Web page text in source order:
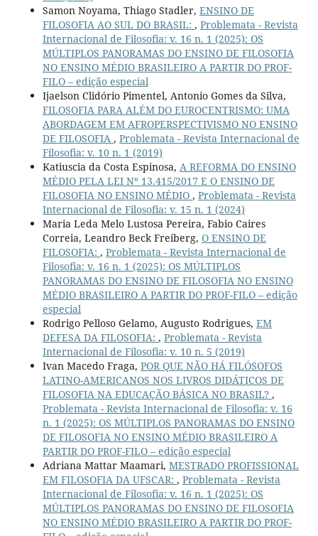
Samon Noyama, Thiago Stadler, ENSINO DE
FILOSOFIA AO SUL DO BRASIL: , Problemata - Revista
Internacional de Filosofia: v. 16 n. 1 (2025): OS
MÚLTIPLOS PANORAMAS DO ENSINO DE FILOSOFIA
NO ENSINO MÉDIO BRASILEIRO A PARTIR DO PROF-
FILO – edição especial
Ijaelson Clidório Pimentel, Antonio Gomes da Silva,
FILOSOFIA PARA ALÉM DO EUROCENTRISMO: UMA
ABORDAGEM EM AFROPERSPECTIVISMO NO ENSINO
DE FILOSOFIA , Problemata - Revista Internacional de
Filosofia: v. 10 n. 1 (2019)
Katiuscia da Costa Espinosa, A REFORMA DO ENSINO
MÉDIO PELA LEI Nº 13.415/2017 E O ENSINO DE
FILOSOFIA NO ENSINO MÉDIO , Problemata - Revista
Internacional de Filosofia: v. 15 n. 1 (2024)
Maria Leda Melo Lustosa Pereira, Fabio Caires
Correia, Leandro Beck Freiberg, O ENSINO DE
FILOSOFIA: , Problemata - Revista Internacional de
Filosofia: v. 16 n. 1 (2025): OS MÚLTIPLOS
PANORAMAS DO ENSINO DE FILOSOFIA NO ENSINO
MÉDIO BRASILEIRO A PARTIR DO PROF-FILO – edição
especial
Rodrigo Pelloso Gelamo, Augusto Rodrigues, EM
DEFESA DA FILOSOFIA: , Problemata - Revista
Internacional de Filosofia: v. 10 n. 5 (2019)
Ivan Macedo Fraga, POR QUE NÃO HÁ FILÓSOFOS
LATINO-AMERICANOS NOS LIVROS DIDÁTICOS DE
FILOSOFIA NA EDUCAÇÃO BÁSICA NO BRASIL? ,
Problemata - Revista Internacional de Filosofia: v. 16
n. 1 (2025): OS MÚLTIPLOS PANORAMAS DO ENSINO
DE FILOSOFIA NO ENSINO MÉDIO BRASILEIRO A
PARTIR DO PROF-FILO – edição especial
Adriana Mattar Maamari, MESTRADO PROFISSIONAL
EM FILOSOFIA DA UFSCAR: , Problemata - Revista
Internacional de Filosofia: v. 16 n. 1 (2025): OS
MÚLTIPLOS PANORAMAS DO ENSINO DE FILOSOFIA
NO ENSINO MÉDIO BRASILEIRO A PARTIR DO PROF-